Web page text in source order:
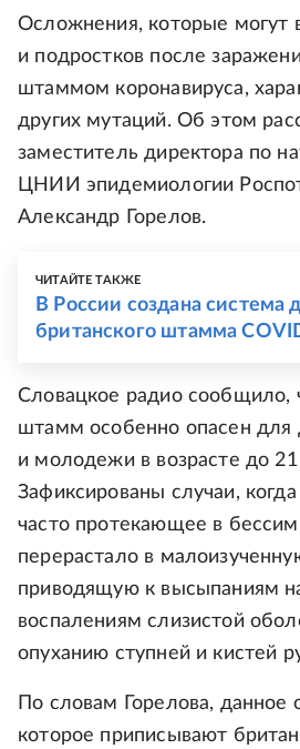
Осложнения, которые могут
и подростков после
штаммом коронавируса,
других мутаций. Об этом
заместитель директора по
ЦНИИ эпидемиологии
Александр Горелов.
ЧИТАЙТЕ ТАКЖЕ
В России создана система
британского штамма
Словацкое радио сообщило,
штамм особенно опасен для
и молодежи в возрасте до 21
Зафиксированы случаи,
часто протекающее в
перерастало в
приводящую к высыпаниям
воспалениям слизистой
опуханию ступней и кистей
По словам Горелова, данное
которое приписывают